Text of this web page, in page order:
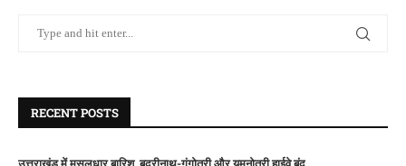
RECENT POSTS